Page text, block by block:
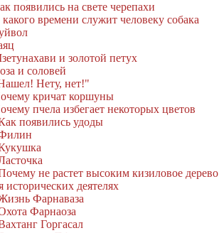
появились на свете черепахи
времени служит человеку собака
и золотой петух
и соловей
Нету, нет!"
кричат коршуны
пчела избегает некоторых цветов
появились удоды
не растет высоким кизиловое дерево
деятелях
Фарнаваза
Фарнаоза
Горгасал